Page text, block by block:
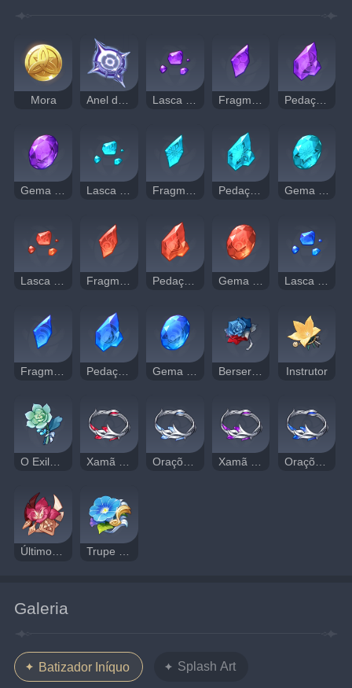
Mora Anel da Melancolia Eterna Lasca de Ametista Vajrada Fragmento de Ametista Vajrada Pedaço de Ametista Vajrada
Pedaço de Jade Shivada
Berserker Instrutor
Último Juramento do Gladiador Trupe Itinerante
Galeria
Batizador Iníquo Splash Art